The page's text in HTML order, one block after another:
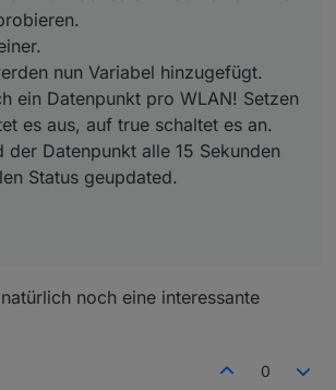
nun Variabel hinzugefügt.
ein Datenpunkt pro WLAN! Setzen
es aus, auf true schaltet es an.
der Datenpunkt alle 15 Sekunden
Status geupdated.
noch eine interessante
0